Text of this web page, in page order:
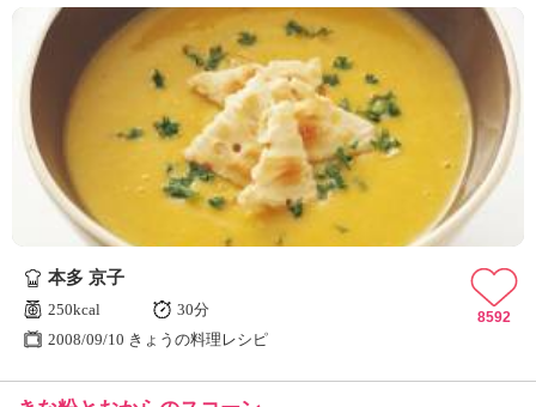
本多 京子
250kcal
30分
2008/09/10 きょうの料理レシピ
8592